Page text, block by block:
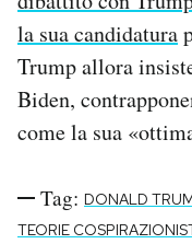
la sua candidatura
Trump allora
Biden,
come la sua
Tag: DONALD
TEORIE